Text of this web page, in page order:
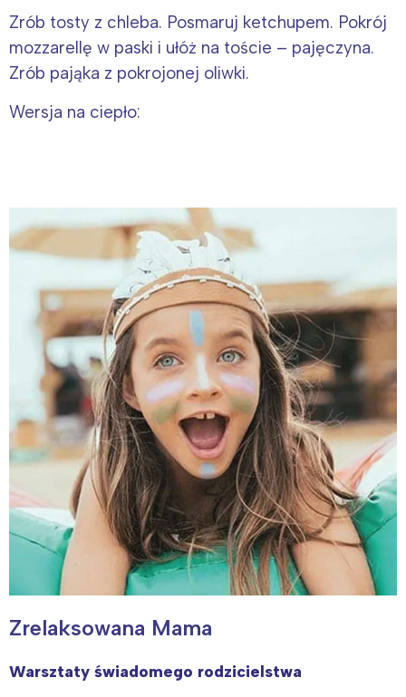
Zrób tosty z chleba. Posmaruj ketchupem. Pokrój
mozzarellę w paski i ułóż na toście – pajęczyna.
Zrób pająka z pokrojonej oliwki.
Wersja na ciepło:
Zrelaksowana Mama
Warsztaty świadomego rodzicielstwa